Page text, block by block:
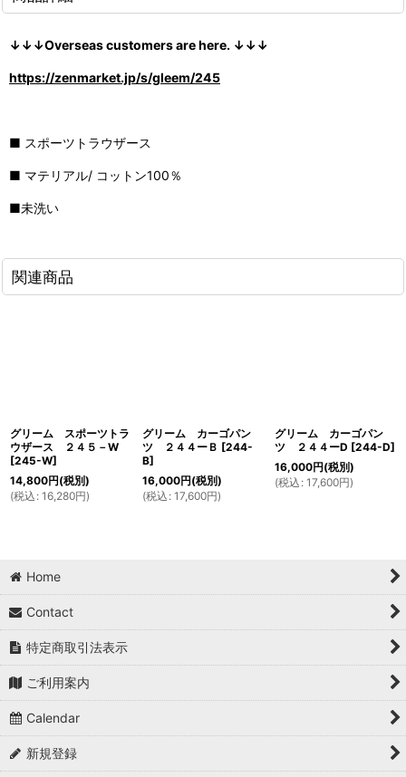
↓↓↓Overseas customers are here. ↓↓↓
https://zenmarket.jp/s/gleem/245
■ スポーツトラウザース
■ マテリアル/ コットン100％
■未洗い
関連商品
グリーム スポーツトラ
ウザース ２４５－W
[245-W]
14,800円(税別)
(税込 : 16,280円)
グリーム カーゴパン
ツ ２４４ーＢ [244-
B]
16,000円(税別)
(税込 : 17,600円)
グリーム カーゴパン
ツ ２４４ーD [244-D]
16,000円(税別)
(税込 : 17,600円)
Home
Contact
特定商取引法表示
ご利用案内
Calendar
新規登録